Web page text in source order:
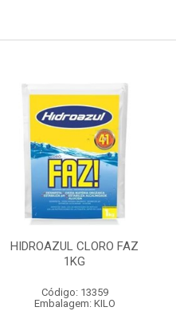
HIDROAZUL CLORO FAZ
1KG
Código: 13359
Embalagem: KILO